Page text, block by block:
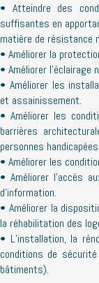
• Atteindre des
suffisantes en
matière de résistance
• Améliorer la
• Améliorer l’éclairage
• Améliorer les
et assainissement.
• Améliorer les
barrières
personnes handicapées.
• Améliorer les
• Améliorer l’accès
d’information.
• Améliorer la
la réhabilitation des
• L’installation, la
conditions de
bâtiments).